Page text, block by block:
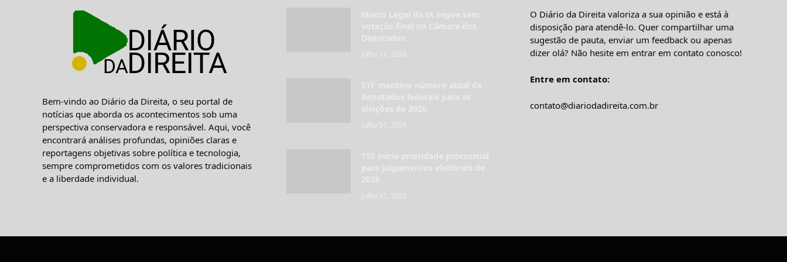
Bem-vindo ao Diário da Direita, o seu portal de
notícias que aborda os acontecimentos sob uma
perspectiva conservadora e responsável. Aqui, você
encontrará análises profundas, opiniões claras e
reportagens objetivas sobre política e tecnologia,
sempre comprometidos com os valores tradicionais
e a liberdade individual.
julho 31, 2026
julho 31, 2026
julho 31, 2026
O Diário da Direita valoriza a sua opinião e está à
disposição para atendê-lo. Quer compartilhar uma
sugestão de pauta, enviar um feedback ou apenas
dizer olá? Não hesite em entrar em contato conosco!
Entre em contato:
contato@diariodadireita.com.br